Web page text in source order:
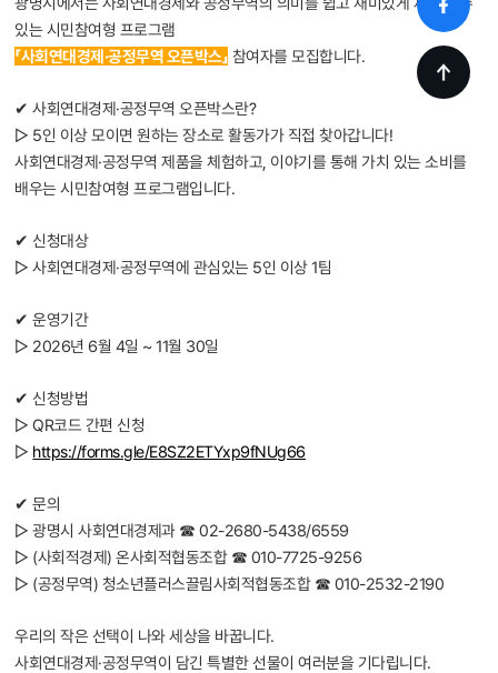
있는 시민참여형 프로그램
「사회연대경제·공정무역 오픈박스」 참여자를 모집합니다.
✔ 사회연대경제·공정무역 오픈박스란?
▷ 5인 이상 모이면 원하는 장소로 활동가가 직접 찾아갑니다!
사회연대경제·공정무역 제품을 체험하고, 이야기를 통해 가치 있는 소비를
배우는 시민참여형 프로그램입니다.
✔ 신청대상
▷ 사회연대경제·공정무역에 관심있는 5인 이상 1팀
✔ 운영기간
▷ 2026년 6월 4일 ~ 11월 30일
✔ 신청방법
▷ QR코드 간편 신청
▷ https://forms.gle/E8SZ2ETYxp9fNUg66
✔ 문의
▷ 광명시 사회연대경제과 ☎ 02-2680-5438/6559
▷ (사회적경제) 온사회적협동조합 ☎ 010-7725-9256
▷ (공정무역) 청소년플러스끌림사회적협동조합 ☎ 010-2532-2190
우리의 작은 선택이 나와 세상을 바꿉니다.
사회연대경제·공정무역이 담긴 특별한 선물이 여러분을 기다립니다.